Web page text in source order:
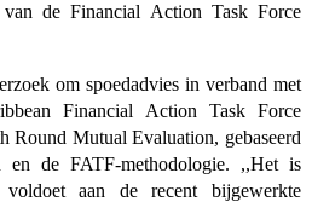
van de Financial Action Task Force
om spoedadvies in verband met
Financial Action Task Force
Round Mutual Evaluation, gebaseerd
en de FATF-methodologie. ,,Het is
aan de recent bijgewerkte